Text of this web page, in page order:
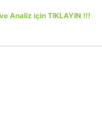
Analiz için TIKLAYIN !!!